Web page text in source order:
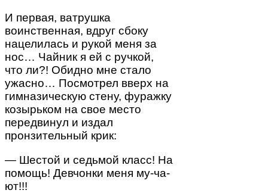
И первая, ватрушка
воинственная, вдруг сбоку
нацелилась и рукой меня за
нос… Чайник я ей с ручкой,
что ли?! Обидно мне стало
ужасно… Посмотрел вверх на
гимназическую стену, фуражку
козырьком на свое место
передвинул и издал
пронзительный крик:
— Шестой и седьмой класс! На
помощь! Девчонки меня му-ча-
ют!!!